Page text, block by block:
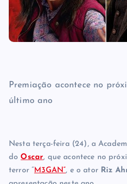
Premiação acontece no
último ano
Nesta terça-feira (24), a
doOscar, que acontece no
terror “M3GAN”, e o ator Riz